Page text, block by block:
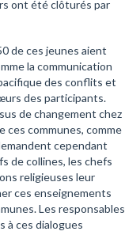
ont été clôturés par
de ces jeunes aient
la communication
des conflits et
des participants.
de changement chez
ces communes, comme
cependant
de collines, les chefs
religieuses leur
ces enseignements
Les responsables
à ces dialogues